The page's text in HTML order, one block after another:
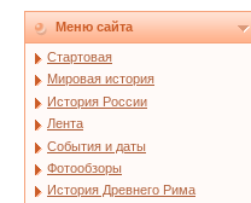
Меню сайта
Стартовая
Мировая история
История России
Лента
События и даты
Фотообзоры
История Древнего Рима